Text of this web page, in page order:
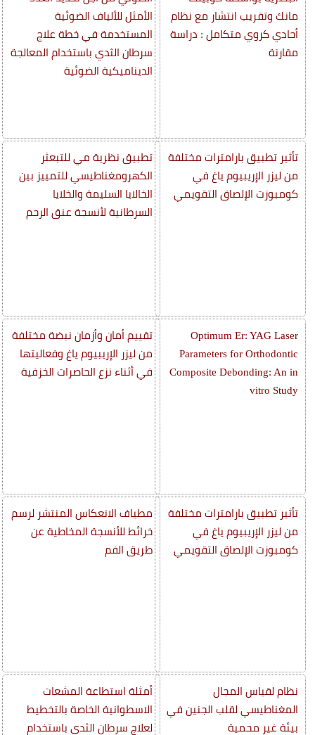
مانك وتقريب انتشار مع نظام
أحادي كروي متكامل : دراسة
مقارنة
تأثير تطبيق بارامترات مختلفة
من ليزر الإريبيوم ياغ في
كومبوزت الإلصاق التقويمي
Optimum Er: YAG Laser
Parameters for Orthodontic
Composite Debonding: An in
vitro Study
تأثير تطبيق بارامترات مختلفة
من ليزر الإريبيوم ياغ في
كومبوزت الإلصاق التقويمي
نظام لقياس المجال
المغناطيسي لقلب الجنين في
بيئة غير محمية
الأمثل للألياف الضوئية
المستخدمة في خطة علاج
سرطان الثدي باستخدام المعالجة
الديناميكية الضوئية
تطبيق نظرية مي للتبعثر
الكهرومغناطيسي للتمييز بين
الخالايا السليمة والخلايا
السرطانية لأنسجة عنق الرحم
تقييم أمان وأزمان نبضة مختلفة
من ليزر الإريبيوم ياغ وفعاليتها
في أثناء نزع الحاصرات الخزفية
مطياف الانعكاس المنتشر لرسم
خرائط للأنسجة المخاطية عن
طريق الفم
أمثلة استطاعة المشعات
الاسطوانية الخاصة بالتخطيط
لعلاج سرطان الثدي باستخدام